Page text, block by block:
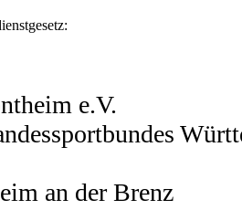
e.V.
an der Brenz